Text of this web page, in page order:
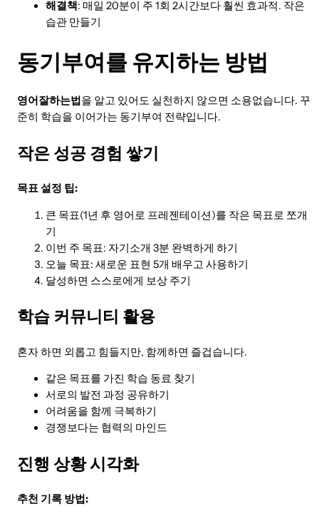
해결책: 매일 20분이 주 1회 2시간보다 훨씬 효과적. 작은
습관 만들기
동기부여를 유지하는 방법
영어잘하는법 을 알고 있어도 실천하지 않으면 소용없습니다. 꾸
준히 학습을 이어가는 동기부여 전략입니다.
작은 성공 경험 쌓기
목표 설정 팁:
큰 목표(1년 후 영어로 프레젠테이션)를 작은 목표로 쪼개
기
이번 주 목표: 자기소개 3분 완벽하게 하기
오늘 목표: 새로운 표현 5개 배우고 사용하기
달성하면 스스로에게 보상 주기
학습 커뮤니티 활용
혼자 하면 외롭고 힘들지만, 함께하면 즐겁습니다.
같은 목표를 가진 학습 동료 찾기
서로의 발전 과정 공유하기
어려움을 함께 극복하기
경쟁보다는 협력의 마인드
진행 상황 시각화
추천 기록 방법: